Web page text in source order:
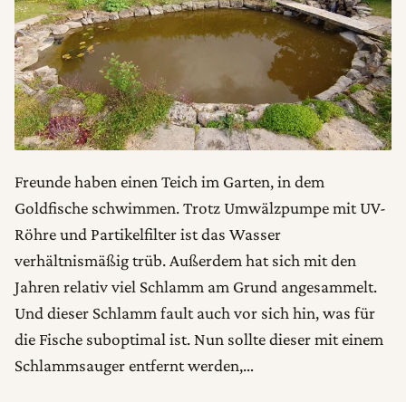
Freunde haben einen Teich im Garten, in dem
Goldfische schwimmen. Trotz Umwälzpumpe mit UV-
Röhre und Partikelfilter ist das Wasser
verhältnismäßig trüb. Außerdem hat sich mit den
Jahren relativ viel Schlamm am Grund angesammelt.
Und dieser Schlamm fault auch vor sich hin, was für
die Fische suboptimal ist. Nun sollte dieser mit einem
Schlammsauger entfernt werden,…